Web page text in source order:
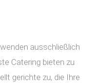
ausschließlich
Catering bieten zu
gerichte zu, die Ihre